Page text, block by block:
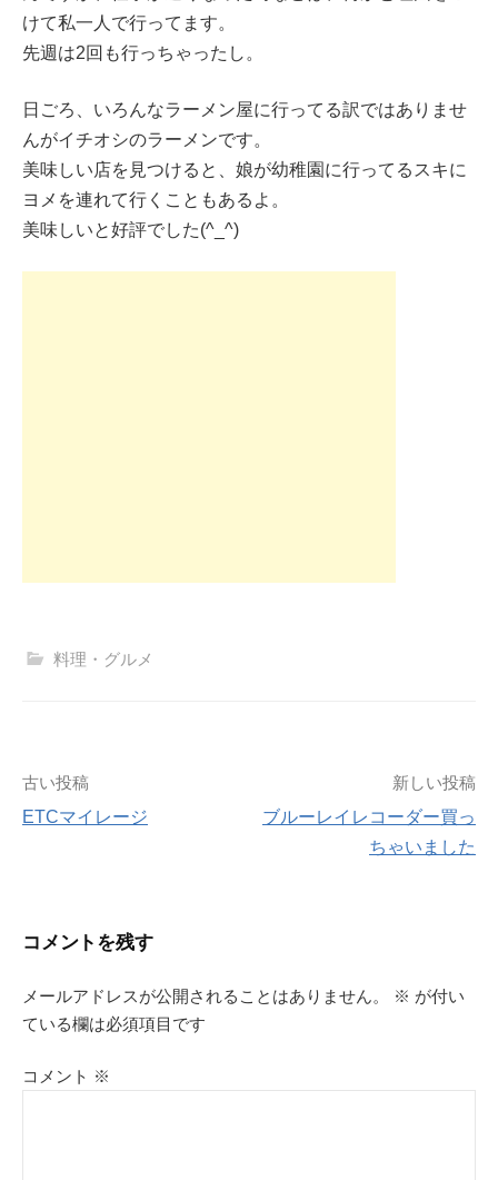
けて私一人で行ってます。
先週は2回も行っちゃったし。
日ごろ、いろんなラーメン屋に行ってる訳ではありませ
んがイチオシのラーメンです。
美味しい店を見つけると、娘が幼稚園に行ってるスキに
ヨメを連れて行くこともあるよ。
美味しいと好評でした(^_^)
料理・グルメ
投
ビ
ゲ
ー
シ
古い投稿
ETCマイレージ
新しい投稿
ブルーレイレコーダー買っ
ちゃいました
コメントを残す
メールアドレスが公開されることはありません。 ※ が付い
ている欄は必須項目です
コメント ※